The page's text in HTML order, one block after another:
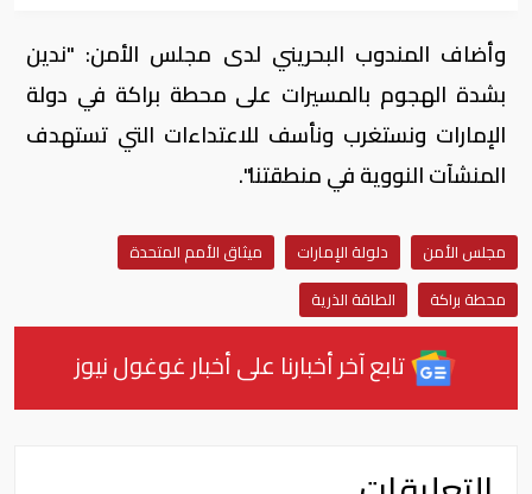
وأضاف المندوب البحريني لدى مجلس الأمن: "ندين
بشدة الهجوم بالمسيرات على محطة براكة في دولة
الإمارات ونستغرب ونأسف للاعتداءات التي تستهدف
المنشآت النووية في منطقتنا".
مجلس الأمن دلولة الإمارات
ميثاق الأمم المتحدة
محطة براكة
الطاقة الذرية
تابع آخر أخبارنا على أخبار غوغول نيوز